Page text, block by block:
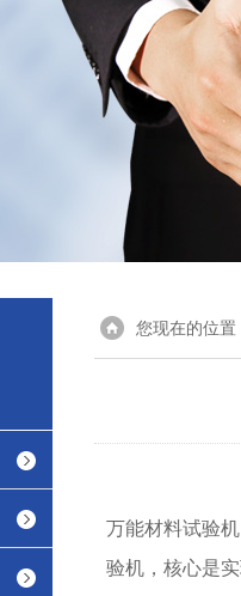
您现在的位置
万能材料试验
验机，核心是